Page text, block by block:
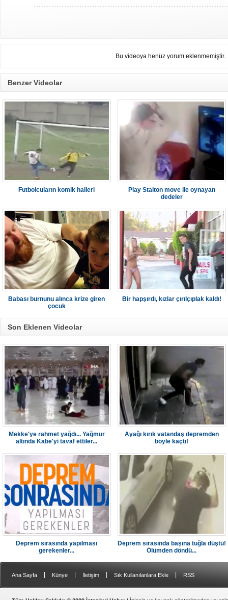
Bu videoya henüz yorum eklenmemiştir.
Benzer Videolar
Futbolcuların komik halleri
Play Staiton move ile oynayan
dedeler
Babası burnunu alınca krize giren
çocuk
Bir hapşırdı, kızlar çırılçıplak kaldı!
Son Eklenen Videolar
Mekke'ye rahmet yağdı... Yağmur
altında Kabe'yi tavaf ettiler...
Ayağı kırık vatandaş depremden
böyle kaçtı!
Deprem sırasında yapılması
gerekenler...
Deprem sırasında başına tuğla düştü!
Ölümden döndü...
Ana Sayfa Künye İletişim Sık Kullanılanlara Ekle RSS